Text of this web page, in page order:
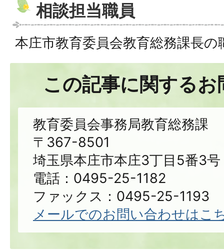
相談担当職員
本庄市教育委員会教育総務課長の
この記事に関する
教育委員会事務局教育総務課
〒367-8501
埼玉県本庄市本庄3丁目5番3号
電話：0495-25-1182
ファックス：0495-25-1193
メールでのお問い合わせはこ